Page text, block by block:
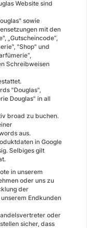
Website sind
sowie
mit den
„Gutscheincode“,
"Shop" und
Schreibweisen
"Douglas",
Douglas" in all
broad zu buchen.
aus.
in Google
Selbiges gilt
in unserem
oder uns zu
der
Endkunden
oder
sicher, dass